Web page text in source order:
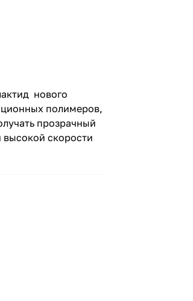
нового
полимеров,
прозрачный
скорости